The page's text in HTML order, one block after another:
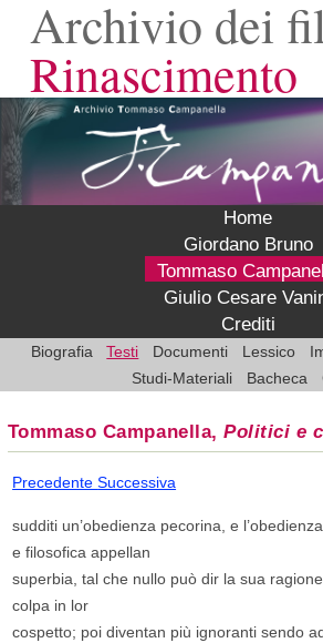
Archivio dei
Rinascimento
Home
Giordano Bruno
Tommaso
Giulio Cesare
Crediti
Biografia Testi Documenti Lessico
Studi-Materiali
Bacheca
Tommaso Campanella,Politici e
PrecedenteSuccessiva
sudditi un’obedienza pecorina, e
e filosofica appellan
superbia, tal che nullo può dir la sua
colpa in lor
cospetto; poi diventan più ignoranti sendo